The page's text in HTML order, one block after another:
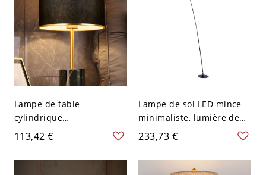
Lampe de table
cylindrique
contemporaine en marbre
1 lumière pour chambre -
Noir 110 V-120 V
113,42 €
Lampe de sol LED mince
minimaliste, lumière de
lecture réglable avec tête
rotative et interrupteur au
pied - 160,02 cm 110 V-
233,73 €